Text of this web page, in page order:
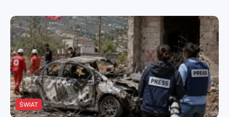
ŚWIAT